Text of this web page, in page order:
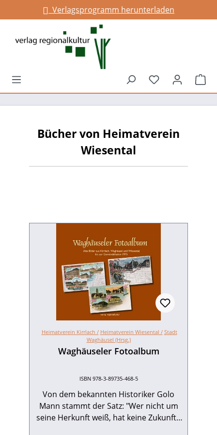
springenVerlagsprogramm herunterladen
Du hast 0
Bücher von Heimatverein
Wiesental
Heimatverein Kirrlach / Heimatverein Wiesental / Stadt
Waghäusel (Hrsg.)
Waghäuseler Fotoalbum
ISBN 978-3-89735-468-5
Von dem bekannten Historiker Golo
Mann stammt der Satz: "Wer nicht um
seine Herkunft weiß, hat keine Zukunft."